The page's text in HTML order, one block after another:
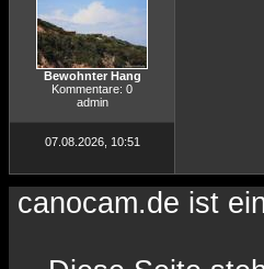
Bewohnter Hang
Kommentare: 0
admin
07.08.2026, 10:51
canocam.de ist